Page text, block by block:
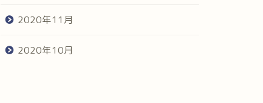
2020年11月
2020年10月